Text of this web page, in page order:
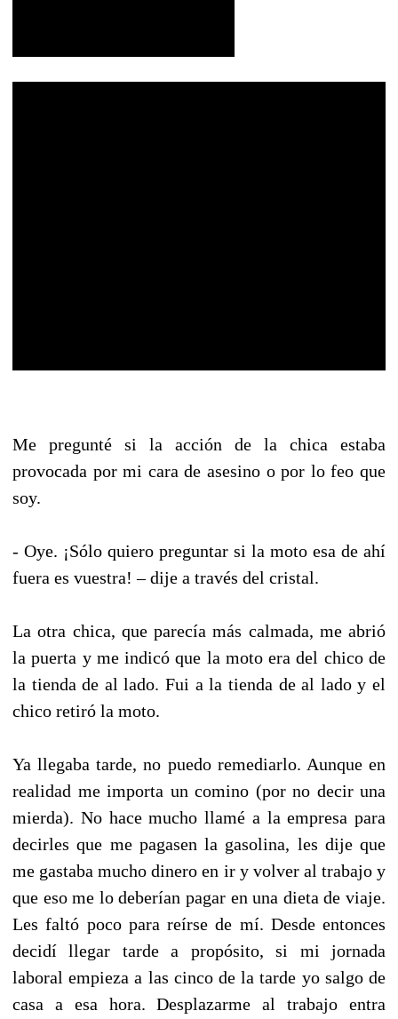
Me pregunté si la acción de la chica estaba
provocada por mi cara de asesino o por lo feo que
soy.
- Oye. ¡Sólo quiero preguntar si la moto esa de ahí
fuera es vuestra! – dije a través del cristal.
La otra chica, que parecía más calmada, me abrió
la puerta y me indicó que la moto era del chico de
la tienda de al lado. Fui a la tienda de al lado y el
chico retiró la moto.
Ya llegaba tarde, no puedo remediarlo. Aunque en
realidad me importa un comino (por no decir una
mierda). No hace mucho llamé a la empresa para
decirles que me pagasen la gasolina, les dije que
me gastaba mucho dinero en ir y volver al trabajo y
que eso me lo deberían pagar en una dieta de viaje.
Les faltó poco para reírse de mí. Desde entonces
decidí llegar tarde a propósito, si mi jornada
laboral empieza a las cinco de la tarde yo salgo de
casa a esa hora. Desplazarme al trabajo entra